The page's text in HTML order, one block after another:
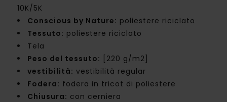
10K/5K
Conscious by Nature: poliestere riciclato
Tessuto: poliestere riciclato
Tela
Peso del tessuto: [220 g/m2]
vestibilità: vestibilità regular
Fodera: fodera in tricot di poliestere
Chiusura: con cerniera